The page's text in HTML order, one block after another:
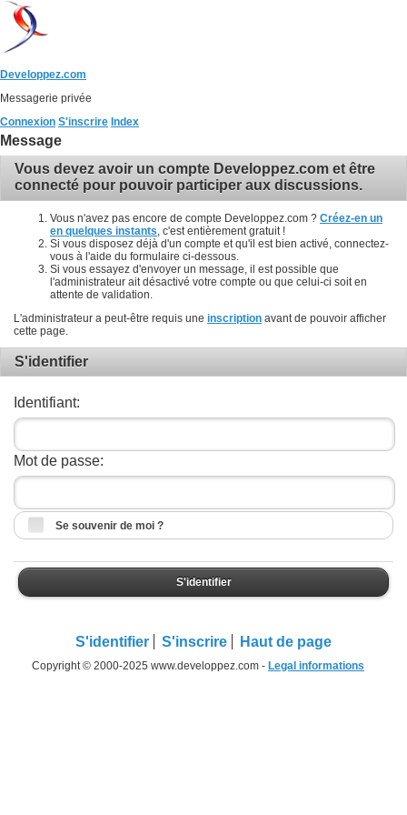
Developpez.com
Messagerie privée
Connexion S'inscrire Index
Message
Vous devez avoir un compte Developpez.com et être
connecté pour pouvoir participer aux discussions.
Vous n'avez pas encore de compte Developpez.com ? Créez-en un
en quelques instants , c'est entièrement gratuit !
Si vous disposez déjà d'un compte et qu'il est bien activé, connectez-
vous à l'aide du formulaire ci-dessous.
Si vous essayez d'envoyer un message, il est possible que
l'administrateur ait désactivé votre compte ou que celui-ci soit en
attente de validation.
L'administrateur a peut-être requis une inscription avant de pouvoir afficher
cette page.
S'identifier
Identifiant:
Mot de passe:
Se souvenir de moi ?
S'identifier
S'identifier S'inscrire Haut de page
Copyright © 2000-2025 www.developpez.com - Legal informations